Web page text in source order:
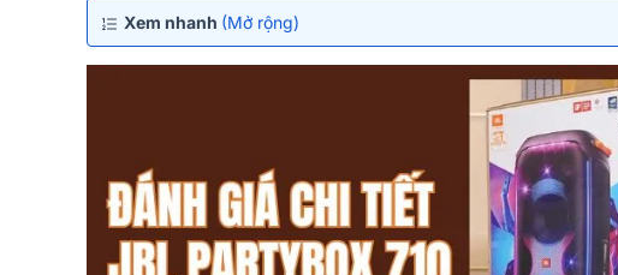
Xem nhanh (Mở rộng)